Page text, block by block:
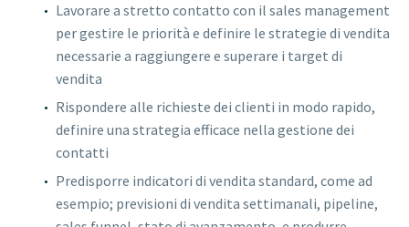
Lavorare a stretto contatto con il sales management
per gestire le priorità e definire le strategie di vendita
necessarie a raggiungere e superare i target di
vendita
Rispondere alle richieste dei clienti in modo rapido,
definire una strategia efficace nella gestione dei
contatti
Predisporre indicatori di vendita standard, come ad
esempio; previsioni di vendita settimanali, pipeline,